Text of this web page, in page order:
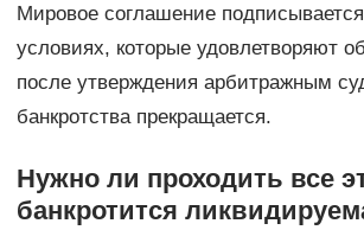
Мировое соглашение
условиях, которые удовлетворяют
после утверждения арбитражным
банкротства прекращается.
Нужно ли проходить все
банкротится